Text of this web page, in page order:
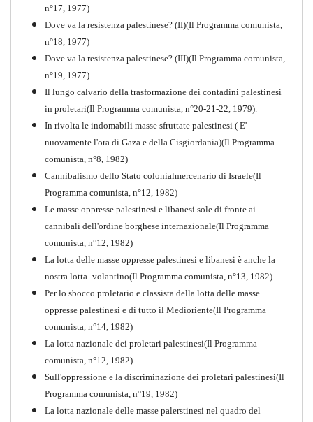
Perchè la Russia non era
comunista
Quaderno n°10
n°17, 1977)
Dove va la resistenza palestinese? (II)(Il Programma comunista,
n°18, 1977)
Dove va la resistenza palestinese? (III)(Il Programma comunista,
n°19, 1977)
Il lungo calvario della trasformazione dei contadini palestinesi
in proletari(Il Programma comunista, n°20-21-22, 1979).
In rivolta le indomabili masse sfruttate palestinesi ( E'
nuovamente l'ora di Gaza e della Cisgiordania)(Il Programma
comunista, n°8, 1982)
Cannibalismo dello Stato colonialmercenario di Israele(Il
Programma comunista, n°12, 1982)
Le masse oppresse palestinesi e libanesi sole di fronte ai
cannibali dell'ordine borghese internazionale(Il Programma
comunista, n°12, 1982)
La lotta delle masse oppresse palestinesi e libanesi è anche la
nostra lotta- volantino(Il Programma comunista, n°13, 1982)
Per lo sbocco proletario e classista della lotta delle masse
oppresse palestinesi e di tutto il Medioriente(Il Programma
comunista, n°14, 1982)
La lotta nazionale dei proletari palestinesi(Il Programma
comunista, n°12, 1982)
Sull'oppressione e la discriminazione dei proletari palestinesi(Il
Programma comunista, n°19, 1982)
La lotta nazionale delle masse palerstinesi nel quadro del